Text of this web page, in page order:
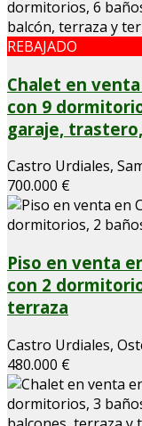
REBAJADO
Chalet en
con 9
garaje,
Castro Urdiales,
700.000 €
Piso en venta
con 2
terraza
Castro Urdiales,
480.000 €